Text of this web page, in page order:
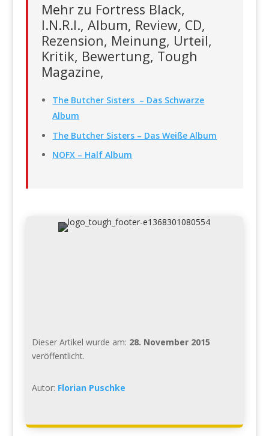
Mehr zu Fortress Black,
I.N.R.I., Album, Review, CD,
Rezension, Meinung, Urteil,
Kritik, Bewertung, Tough
Magazine,
The Butcher Sisters – Das Schwarze
Album
The Butcher Sisters – Das Weiße Album
NOFX – Half Album
Dieser Artikel wurde am: 28. November 2015
veröffentlicht.
Autor: Florian Puschke